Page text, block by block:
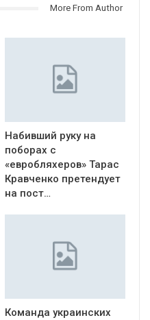
More From Author
Набивший руку на
поборах с
«евробляхеров» Тарас
Кравченко претендует
на пост…
Команда украинских